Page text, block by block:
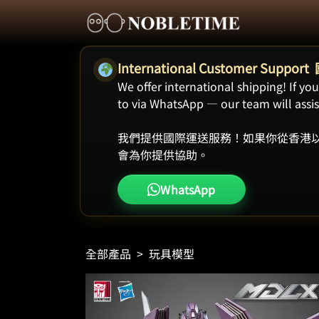
International Customer Support
We offer international shipping! If
to via WhatsApp — our team will
我們提供國際運送服務！如果你從香港
會為你提供協助。
WhatsApp
全部產品 > 玩具模型